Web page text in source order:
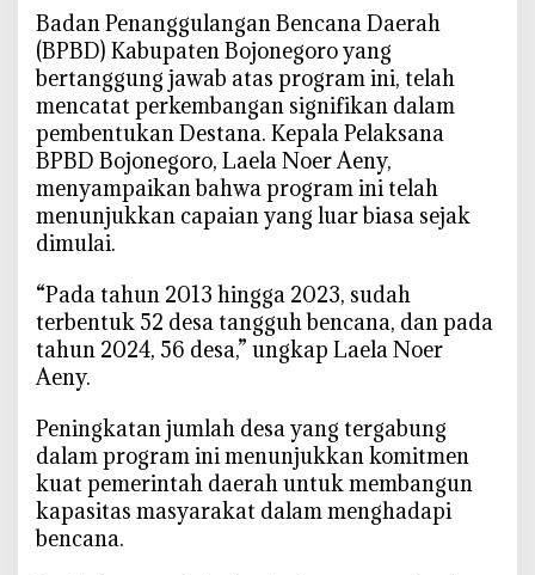
Badan Penanggulangan Bencana Daerah
(BPBD) Kabupaten Bojonegoro yang
bertanggung jawab atas program ini, telah
mencatat perkembangan signifikan dalam
pembentukan Destana. Kepala Pelaksana
BPBD Bojonegoro, Laela Noer Aeny,
menyampaikan bahwa program ini telah
menunjukkan capaian yang luar biasa sejak
dimulai.
“Pada tahun 2013 hingga 2023, sudah
terbentuk 52 desa tangguh bencana, dan pada
tahun 2024, 56 desa,” ungkap Laela Noer
Aeny.
Peningkatan jumlah desa yang tergabung
dalam program ini menunjukkan komitmen
kuat pemerintah daerah untuk membangun
kapasitas masyarakat dalam menghadapi
bencana.